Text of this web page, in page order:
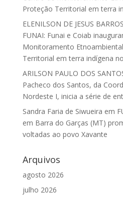
Proteção Territorial em terra
ELENILSON DE JESUS
FUNAI: Funai e Coiab
Monitoramento
Territorial em terra indígena
ARILSON PAULO DOS
Pacheco dos Santos, da
Nordeste I, inicia a série de
Sandra Faria de Siwueira em
em Barra do Garças (MT)
voltadas ao povo Xavante
Arquivos
agosto 2026
julho 2026